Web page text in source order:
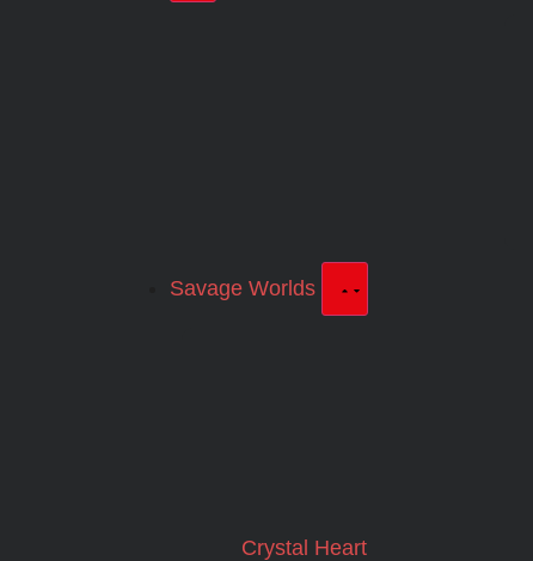
Savage Worlds
Crystal Heart